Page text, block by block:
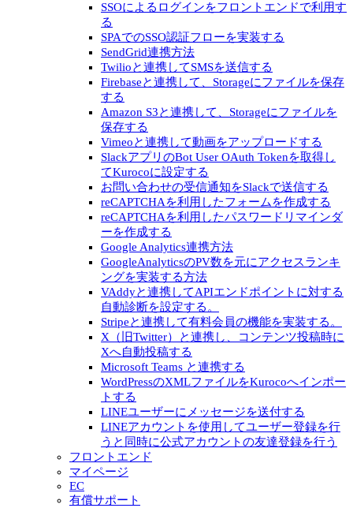
SSOによるログインをフロントエンドで利用す
る
SPAでのSSO認証フローを実装する
SendGrid連携方法
Twilioと連携してSMSを送信する
Firebaseと連携して、Storageにファイルを保存
する
Amazon S3と連携して、Storageにファイルを
保存する
Vimeoと連携して動画をアップロードする
SlackアプリのBot User OAuth Tokenを取得し
てKurocoに設定する
お問い合わせの受信通知をSlackで送信する
reCAPTCHAを利用したフォームを作成する
reCAPTCHAを利用したパスワードリマインダ
ーを作成する
Google Analytics連携方法
GoogleAnalyticsのPV数を元にアクセスランキ
ングを実装する方法
VAddyと連携してAPIエンドポイントに対する
自動診断を設定する。
Stripeと連携して有料会員の機能を実装する。
X（旧Twitter）と連携し、コンテンツ投稿時に
Xへ自動投稿する
Microsoft Teams と連携する
WordPressのXMLファイルをKurocoへインポー
トする
LINEユーザーにメッセージを送付する
LINEアカウントを使用してユーザー登録を行
うと同時に公式アカウントの友達登録を行う
フロントエンド
マイページ
EC
有償サポート